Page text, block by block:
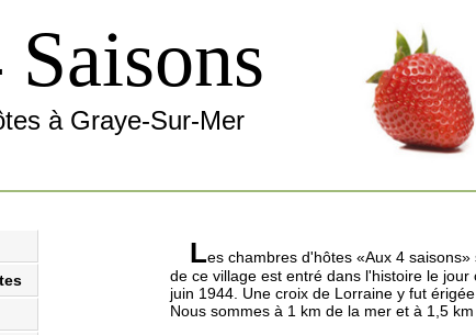
à Graye-Sur-Mer
Les chambres d'hôtes «Aux 4
de ce village est entré dans l'histoire le
juin 1944. Une croix de Lorraine y fut
Nous sommes à 1 km de la mer et à 1,5